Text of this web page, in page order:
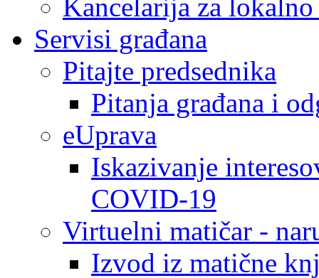
Kancelarija za
Servisi građana
Pitajte predsednika
Pitanja građana i
eUprava
Iskazivanje
COVID-19
Virtuelni matičar -
Izvod iz matične